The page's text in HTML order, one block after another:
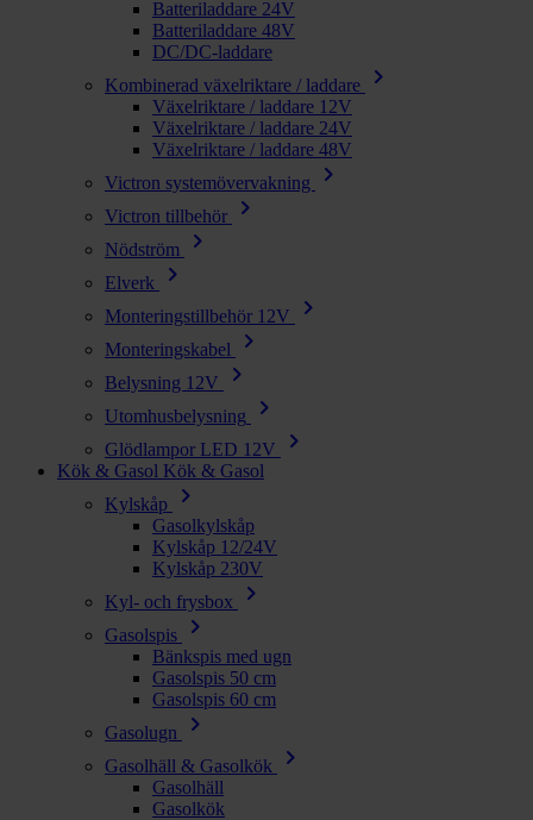
Batteriladdare 24V
Batteriladdare 48V
DC/DC-laddare
Kombinerad växelriktare / laddare
chevron_right
Växelriktare / laddare 12V
Växelriktare / laddare 24V
Växelriktare / laddare 48V
Victron systemövervakning
chevron_right
Victron tillbehör chevron_right
Nödström chevron_right
Elverk chevron_right
Monteringstillbehör 12V chevron_right
Monteringskabel chevron_right
Belysning 12V chevron_right
Utomhusbelysning chevron_right
Glödlampor LED 12V chevron_right
Kök & Gasol Kök & Gasol
Kylskåp
chevron_right
Gasolkylskåp
Kylskåp 12/24V
Kylskåp 230V
Kyl- och frysbox
chevron_right
Gasolspis chevron_right
Bänkspis med ugn
Gasolspis 50 cm
Gasolspis 60 cm
Gasolugn
chevron_right
Gasolhäll & Gasolkök chevron_right
Gasolhäll
Gasolkök